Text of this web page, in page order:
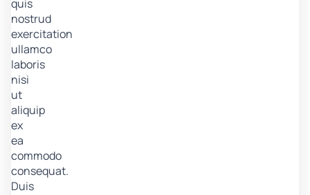
quis
nostrud
exercitation
ullamco
laboris
nisi
ut
aliquip
ex
ea
commodo
consequat.
Duis